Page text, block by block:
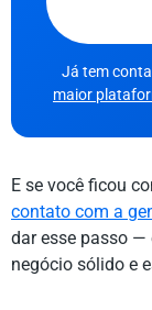
Já tem
maior
E se você ficou
contato com a
dar esse passo —
negócio sólido e